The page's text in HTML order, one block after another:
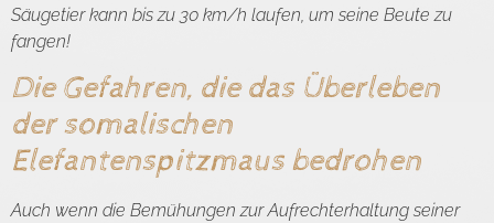
Säugetier kann bis zu 30 km/h laufen, um seine Beute zu
fangen!
Die Gefahren, die das Überleben
der somalischen
Elefantenspitzmaus bedrohen
Auch wenn die Bemühungen zur Aufrechterhaltung seiner